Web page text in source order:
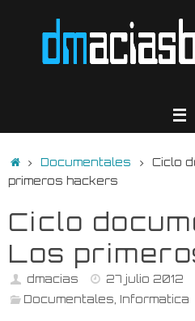
InicioDocumentales
Ciclo
primeros hackers
Ciclo
Los
dmacias
27 julio 2012
Documentales Informatica